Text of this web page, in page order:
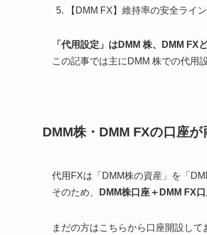
【DMM FX】維持率の安全ライ
「代用設定」はDMM 株、DMM FX
この記事では主にDMM 株での代用
DMM株・DMM FXの口座が
代用FXは「DMM株の資産」を「
そのため、
DMM株口座＋DMM FX
まだの方はこちらから口座開設して